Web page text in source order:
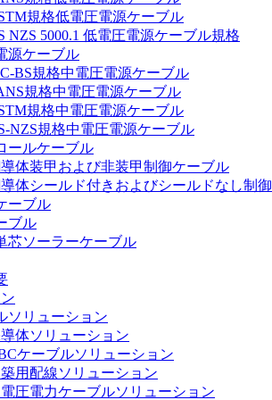
規格低電圧電源ケーブル
NZS 5000.1 低電圧電源ケーブル規格
源ケーブル
BS規格中電圧電源ケーブル
規格中電圧電源ケーブル
規格中電圧電源ケーブル
NZS規格中電圧電源ケーブル
ールケーブル
体装甲および非装甲制御ケーブル
体シールド付きおよびシールドなし制
ーブル
ブル
芯ソーラーケーブル
ソリューション
体ソリューション
ケーブルソリューション
用配線ソリューション
圧電力ケーブルソリューション